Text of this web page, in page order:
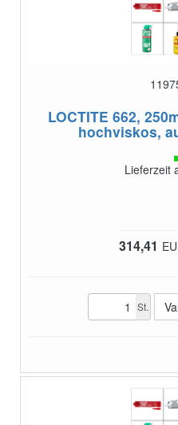
LOCTITE 662,
hochviskos,
Lieferzeit
314,41
St.